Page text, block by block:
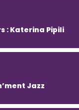
: Katerina Pipili
Jazz